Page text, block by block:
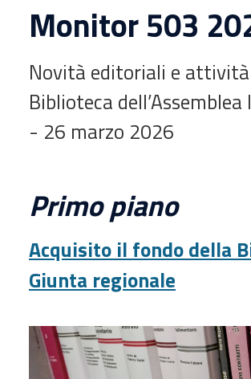
Per approfondire
Appuntamenti
Prenotazione spazi
Monitor 503
Novità editoriali e
Biblioteca
- 26 marzo 2026
Primo piano
Acquisito il fondo della
Giunta regionale